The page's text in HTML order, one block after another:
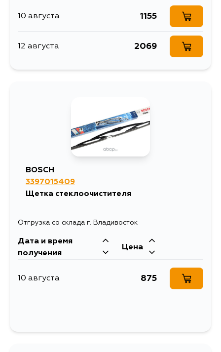
10 августа 1155
12 августа 2069
BOSCH
3397015409
Щетка стеклоочистителя
Отгрузка со склада г. Владивосток
Дата и время
получения
Цена
10 августа 875